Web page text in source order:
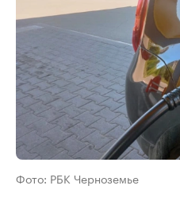
Фото: РБК Черноземье